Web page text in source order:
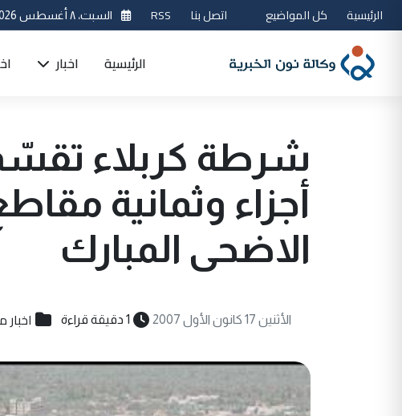
الرئيسية كل المواضيع اتصل بنا RSS السبت، ٨ أغسطس 2026
الرئيسية اخبار
شرطة كربلاء تقسّم
أجزاء وثمانية
الاضحى المبارك
الأثنين 17 كانون الأول 2007 1 دقيقة قراءة اخبار